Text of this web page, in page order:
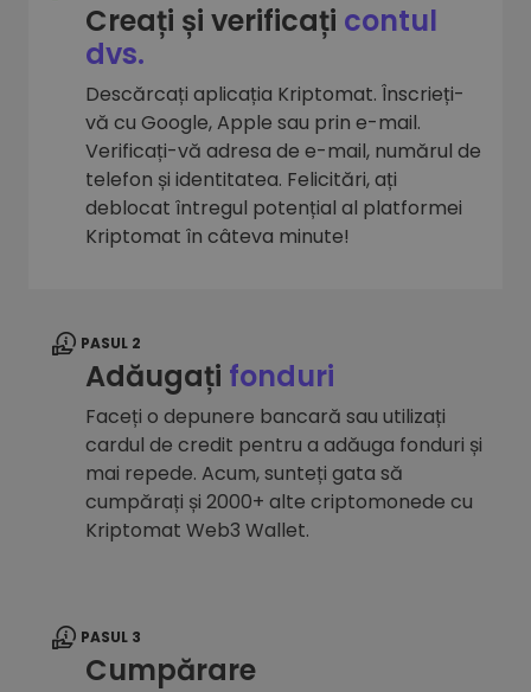
Creați și verificați contul
dvs.
Descărcați aplicația Kriptomat. Înscrieți-
vă cu Google, Apple sau prin e-mail.
Verificați-vă adresa de e-mail, numărul de
telefon și identitatea. Felicitări, ați
deblocat întregul potențial al platformei
Kriptomat în câteva minute!
PASUL 2
Adăugați fonduri
Faceți o depunere bancară sau utilizați
cardul de credit pentru a adăuga fonduri și
mai repede. Acum, sunteți gata să
cumpărați și 2000+ alte criptomonede cu
Kriptomat Web3 Wallet.
PASUL 3
Cumpărare